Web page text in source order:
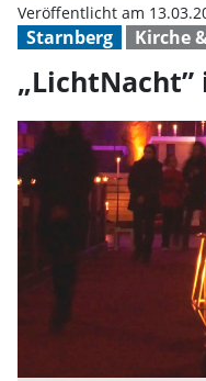
Starnberg Kirche
Veröffentlicht am
„LichtNacht”